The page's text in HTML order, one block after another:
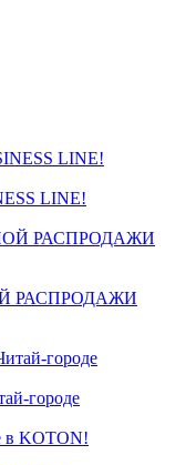
LINE!
РАСПРОДАЖИ
городе